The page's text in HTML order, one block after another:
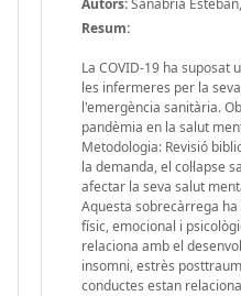
Autors:Sanabria
Resum:
La COVID-19 ha suposat
les infermeres per la
l'emergència sanitària.
pandèmia en la salut
Metodologia: Revisió
la demanda, el col·lapse
afectar la seva salut
Aquesta sobrecàrrega
físic, emocional i
relaciona amb el
insomni, estrès
conductes estan